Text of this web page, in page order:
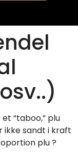
“taboo,” plu
ikke sandt i kraft
plu ?